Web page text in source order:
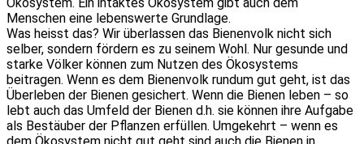
Menschen eine lebenswerte Grundlage.
Was heisst das? Wir überlassen das Bienenvolk nicht sich
selber, sondern fördern es zu seinem Wohl. Nur gesunde und
starke Völker können zum Nutzen des Ökosystems
beitragen. Wenn es dem Bienenvolk rundum gut geht, ist das
Überleben der Bienen gesichert. Wenn die Bienen leben – so
lebt auch das Umfeld der Bienen d.h. sie können ihre Aufgabe
als Bestäuber der Pflanzen erfüllen. Umgekehrt – wenn es